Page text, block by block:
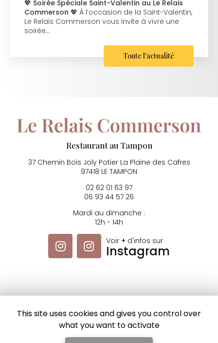
💖 Soirée Spéciale Saint-Valentin au Le Relais
Commerson 💖 À l’occasion de la Saint-Valentin,
Le Relais Commerson vous invite à vivre une
soirée…
Toute l'actualité
Restaurant au Tampon
37 Chemin Bois Joly Potier La Plaine des Cafres
97418 LE TAMPON
02 62 01 63 97
06 93 44 57 26
Mardi au dimanche :
12h - 14h
Voir + d'infos sur
Instagram
This site uses cookies and gives you control over
what you want to activate